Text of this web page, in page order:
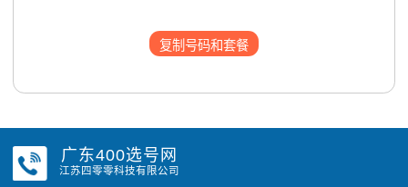
复制号码和套餐
广东400选号网
江苏四零零科技有限公司